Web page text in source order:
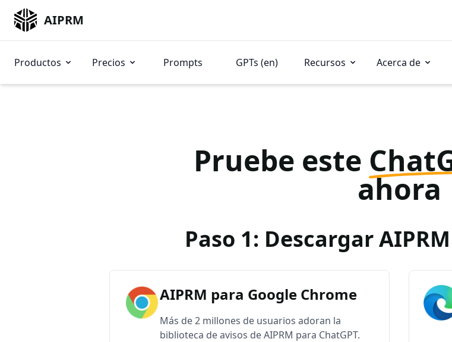
AIPRM
Productos Precios Prompts GPTs (en) Recursos Acerca de
Pruebe este
ahora
Paso 1: Descargar
AIPRM para Google Chrome
Más de 2 millones de usuarios adoran la
biblioteca de avisos de AIPRM para ChatGPT.